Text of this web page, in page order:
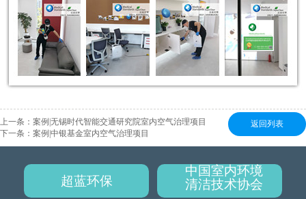
上一条： 案例|无锡时代智能交通研究院室内空气治理项目
下一条： 案例|中银基金室内空气治理项目
返回列表
超蓝环保
中国室内环境
清洁技术协会